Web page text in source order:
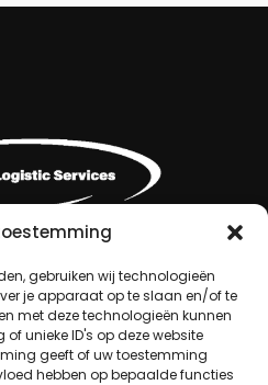
gebruiken wij technologieën
je apparaat op te slaan en/of te
met deze technologieën kunnen
unieke ID's op deze website
geeft of uw toestemming
hebben op bepaalde functies